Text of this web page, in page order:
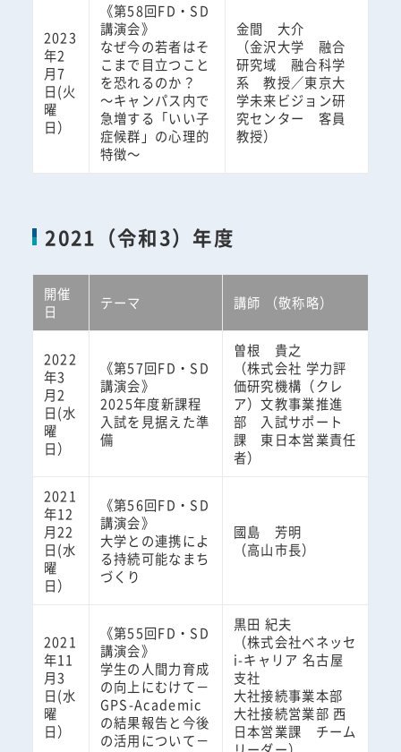
2023
年2
月7
日(火
曜
日）
《第58回FD・SD
講演会》
なぜ今の若者はそ
こまで目立つこと
を恐れるのか？
～キャンパス内で
急増する「いい子
症候群」の心理的
特徴～
金間 大介
（金沢大学 融合
研究域 融合科学
系 教授／東京大
学未来ビジョン研
究センター 客員
教授）
2021（令和3）年度
開催
日
テーマ 講師 （敬称略）
2022
年3
月2
日(水
曜
日）
《第57回FD・SD
講演会》
2025年度新課程
入試を見据えた準
備
曽根 貴之
（株式会社 学力評
価研究機構（クレ
ア）文教事業推進
部 入試サポート
課 東日本営業責任
者）
2021
年12
月22
日(水
曜
日）
《第56回FD・SD
講演会》
大学との連携によ
る持続可能なまち
づくり
國島 芳明
（高山市長）
2021
年11
月3
日(水
曜
日）
《第55回FD・SD
講演会》
学生の人間力育成
の向上にむけて－
GPS-Academic
の結果報告と今後
の活用について－
黒田 紀夫
（株式会社ベネッセ
i-キャリア 名古屋
支社
大社接続事業本部
大社接続営業部 西
日本営業課 チーム